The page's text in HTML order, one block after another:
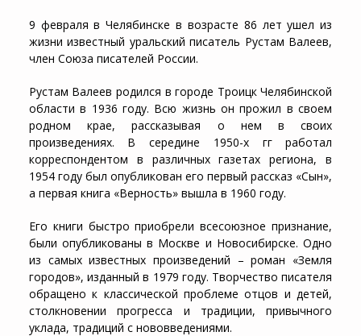
9 февраля в Челябинске в возрасте 86 лет ушел из
жизни известный уральский писатель Рустам Валеев,
член Союза писателей России.
Рустам Валеев родился в городе Троицк Челябинской
области в 1936 году. Всю жизнь он прожил в своем
родном крае, рассказывая о нем в своих
произведениях. В середине 1950-х гг работал
корреспондентом в различных газетах региона, в
1954 году был опубликован его первый рассказ «Сын»,
а первая книга «Верность» вышла в 1960 году.
Его книги быстро приобрели всесоюзное признание,
были опубликованы в Москве и Новосибирске. Одно
из самых известных произведений – роман «Земля
городов», изданный в 1979 году. Творчество писателя
обращено к классической проблеме отцов и детей,
столкновении прогресса и традиции, привычного
уклада, традиций с нововведениями.